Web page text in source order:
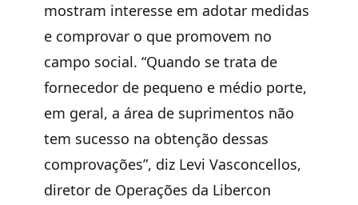
mostram interesse em adotar medidas
e comprovar o que promovem no
campo social. “Quando se trata de
fornecedor de pequeno e médio porte,
em geral, a área de suprimentos não
tem sucesso na obtenção dessas
comprovações”, diz Levi Vasconcellos,
diretor de Operações da Libercon